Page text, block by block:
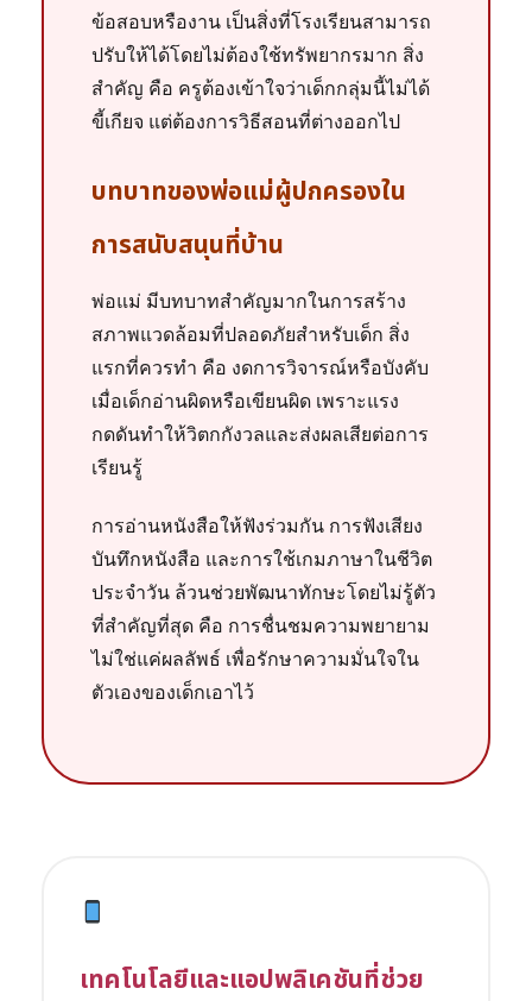
ข้อสอบหรืองาน เป็นสิ่งที่โรงเรียนสามารถ
ปรับให้ได้โดยไม่ต้องใช้ทรัพยากรมาก สิ่ง
สำคัญ คือ ครูต้องเข้าใจว่าเด็กกลุ่มนี้ไม่ได้
ขี้เกียจ แต่ต้องการวิธีสอนที่ต่างออกไป
บทบาทของพ่อแม่ผู้ปกครองใน
การสนับสนุนที่บ้าน
พ่อแม่ มีบทบาทสำคัญมากในการสร้าง
สภาพแวดล้อมที่ปลอดภัยสำหรับเด็ก สิ่ง
แรกที่ควรทำ คือ งดการวิจารณ์หรือบังคับ
เมื่อเด็กอ่านผิดหรือเขียนผิด เพราะแรง
กดดันทำให้วิตกกังวลและส่งผลเสียต่อการ
เรียนรู้
การอ่านหนังสือให้ฟังร่วมกัน การฟังเสียง
บันทึกหนังสือ และการใช้เกมภาษาในชีวิต
ประจำวัน ล้วนช่วยพัฒนาทักษะโดยไม่รู้ตัว
ที่สำคัญที่สุด คือ การชื่นชมความพยายาม
ไม่ใช่แค่ผลลัพธ์ เพื่อรักษาความมั่นใจใน
ตัวเองของเด็กเอาไว้
เทคโนโลยีและแอปพลิเคชันที่ช่วย